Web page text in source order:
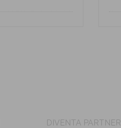
DIVENTA PARTNER